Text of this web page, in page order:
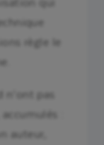
règle le
n’ont pas
:
auteur,